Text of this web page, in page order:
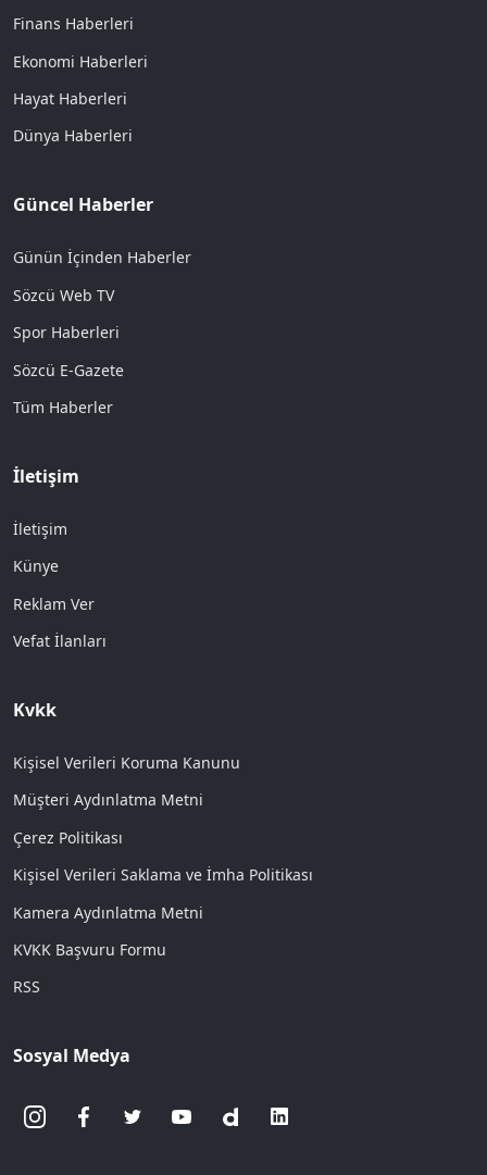
Finans Haberleri
Ekonomi Haberleri
Hayat Haberleri
Dünya Haberleri
Güncel Haberler
Günün İçinden Haberler
Sözcü Web TV
Spor Haberleri
Sözcü E-Gazete
Tüm Haberler
İletişim
İletişim
Künye
Reklam Ver
Vefat İlanları
Kvkk
Kişisel Verileri Koruma Kanunu
Müşteri Aydınlatma Metni
Çerez Politikası
Kişisel Verileri Saklama ve İmha Politikası
Kamera Aydınlatma Metni
KVKK Başvuru Formu
RSS
Sosyal Medya